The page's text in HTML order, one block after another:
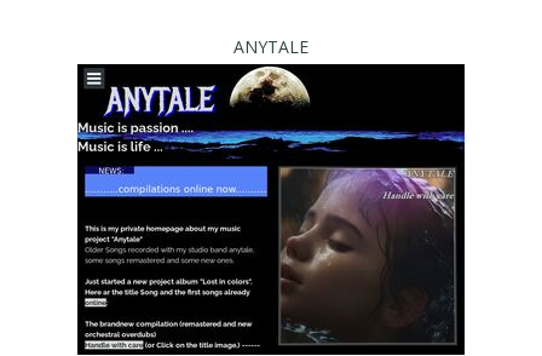
ANYTALE